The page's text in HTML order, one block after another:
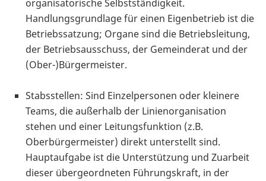
organisatorische Selbstständigkeit.
Handlungsgrundlage für einen Eigenbetrieb ist die
Betriebssatzung; Organe sind die Betriebsleitung,
der Betriebsausschuss, der Gemeinderat und der
(Ober-)Bürgermeister.
Stabsstellen: Sind Einzelpersonen oder kleinere
Teams, die außerhalb der Linienorganisation
stehen und einer Leitungsfunktion (z.B.
Oberbürgermeister) direkt unterstellt sind.
Hauptaufgabe ist die Unterstützung und Zuarbeit
dieser übergeordneten Führungskraft, in der